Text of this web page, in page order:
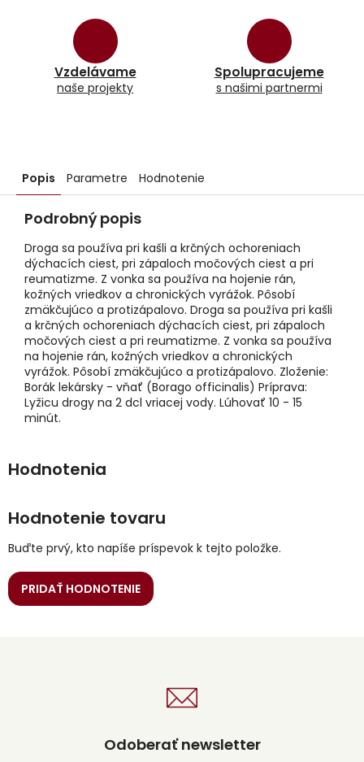
Vzdelávame
naše projekty
Spolupracujeme
s našimi partnermi
Popis Parametre Hodnotenie
Podrobný popis
Droga sa používa pri kašli a krčných ochoreniach
dýchacích ciest, pri zápaloch močových ciest a pri
reumatizme. Z vonka sa používa na hojenie rán,
kožných vriedkov a chronických vyrážok. Pôsobí
zmäkčujúco a protizápalovo. Droga sa používa pri kašli
a krčných ochoreniach dýchacích ciest, pri zápaloch
močových ciest a pri reumatizme. Z vonka sa používa
na hojenie rán, kožných vriedkov a chronických
vyrážok. Pôsobí zmäkčujúco a protizápalovo. Zloženie:
Borák lekársky - vňať (Borago officinalis) Príprava:
Lyžicu drogy na 2 dcl vriacej vody. Lúhovať 10 - 15
minút.
Hodnotenie tovaru
Buďte prvý, kto napíše príspevok k tejto položke.
PRIDAŤ HODNOTENIE
Odoberať newsletter